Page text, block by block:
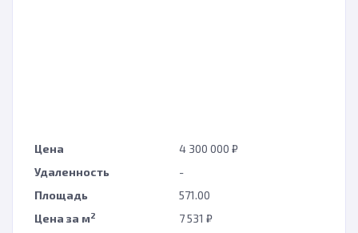
Цена
4 300 000 ₽
Удаленность
-
Площадь
571.00
Цена за м2 7 531 ₽